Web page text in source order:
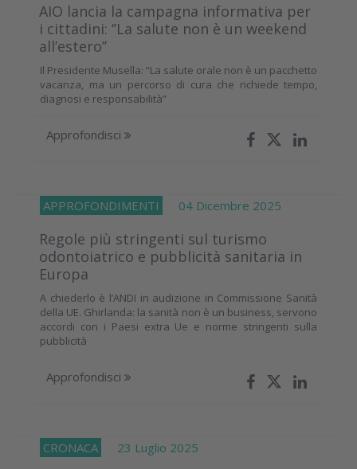
AIO lancia la campagna informativa per
i cittadini: ‘’La salute non è un weekend
all’estero’’
Il Presidente Musella: “La salute orale non è un pacchetto
vacanza, ma un percorso di cura che richiede tempo,
diagnosi e responsabilità”
Approfondisci
APPROFONDIMENTI 04 Dicembre 2025
Regole più stringenti sul turismo
odontoiatrico e pubblicità sanitaria in
Europa
A chiederlo è l’ANDI in audizione in Commissione Sanità
della UE. Ghirlanda: la sanità non è un business, servono
accordi con i Paesi extra Ue e norme stringenti sulla
pubblicità
Approfondisci
CRONACA 23 Luglio 2025